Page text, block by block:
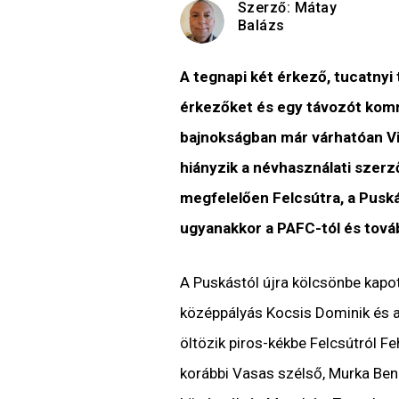
Szerző: Mátay
Balázs
A tegnapi két érkező,
érkezőket és egy távozót
bajnokságban már várhatóan
hiányzik a névhasználati
megfelelően Felcsútra, a
ugyanakkor a PAFC-tól és
A Puskástól újra kölcsönbe
középpályás Kocsis Dominik és
öltözik piros-kékbe Felcsútról
korábbi Vasas szélső, Murka